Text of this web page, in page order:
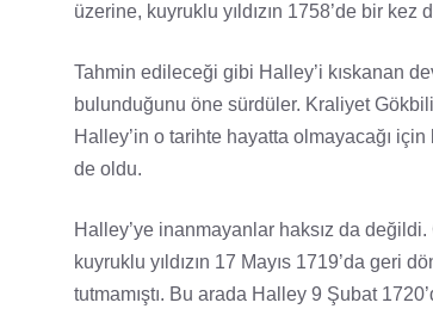
üzerine, kuyruklu yıldızın 1758’de bir
Tahmin edileceği gibi Halley’i kıskanan
bulunduğunu öne sürdüler. Kraliyet
Halley’in o tarihte hayatta olmayacağı
de oldu.
Halley’ye inanmayanlar haksız da
kuyruklu yıldızın 17 Mayıs 1719’da
tutmamıştı. Bu arada Halley 9 Şubat